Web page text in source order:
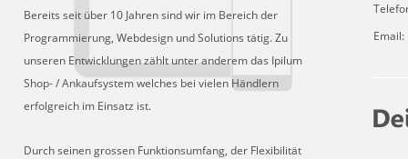
Bereits seit über 10 Jahren sind wir im Bereich der
Programmierung, Webdesign und Solutions tätig. Zu
unseren Entwicklungen zählt unter anderem das Ipilum
Shop- / Ankaufsystem welches bei vielen Händlern
erfolgreich im Einsatz ist.
Durch seinen grossen Funktionsumfang, der Flexibilität